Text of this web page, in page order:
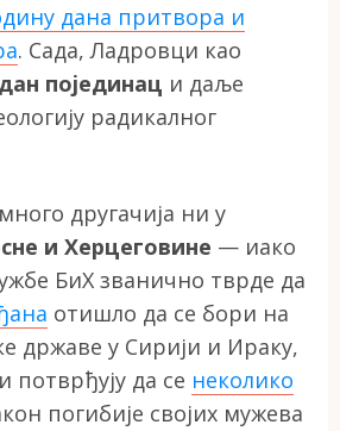
дана притвора и
. Сада, Ладровци као
појединац и даље
радикалног
другачија ни у
и Херцеговине — иако
БиХ званично тврде да
отишло да се бори на
државе у Сирији и Ираку,
потврђују да се неколико
погибије својих мужева